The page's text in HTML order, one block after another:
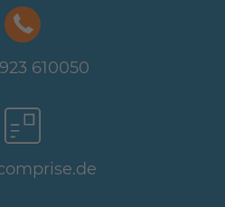
610050